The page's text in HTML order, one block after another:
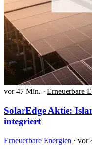
vor 47 Min. · Erneuerbare
SolarEdge Aktie:
integriert
Erneuerbare Energien · vor